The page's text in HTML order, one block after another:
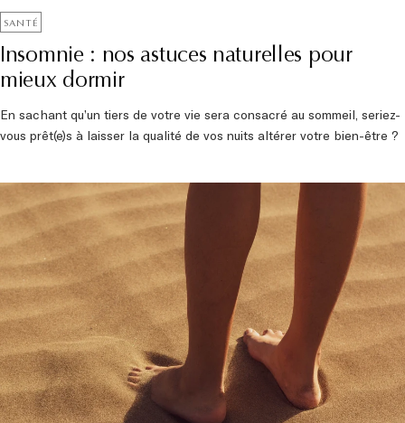
SANTÉ
Insomnie : nos astuces naturelles pour
mieux dormir
En sachant qu’un tiers de votre vie sera consacré au sommeil, seriez-
vous prêt(e)s à laisser la qualité de vos nuits altérer votre bien-être ?